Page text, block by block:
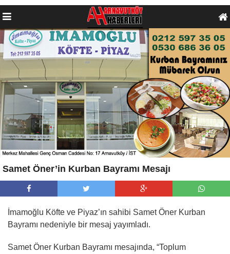
Samet Öner’in Kurban Bayramı Mesajı
İmamoğlu Köfte ve Piyaz’ın sahibi Samet Öner Kurban
Bayramı nedeniyle bir mesaj yayımladı.
Samet Öner Kurban Bayramı mesajında, “Toplum